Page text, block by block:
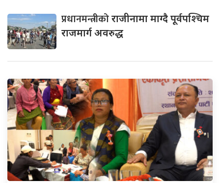
प्रधानमन्त्रीकोराजीनामा माग्दै पूर्वपश्चिम
राजमार्ग अवरुद्ध